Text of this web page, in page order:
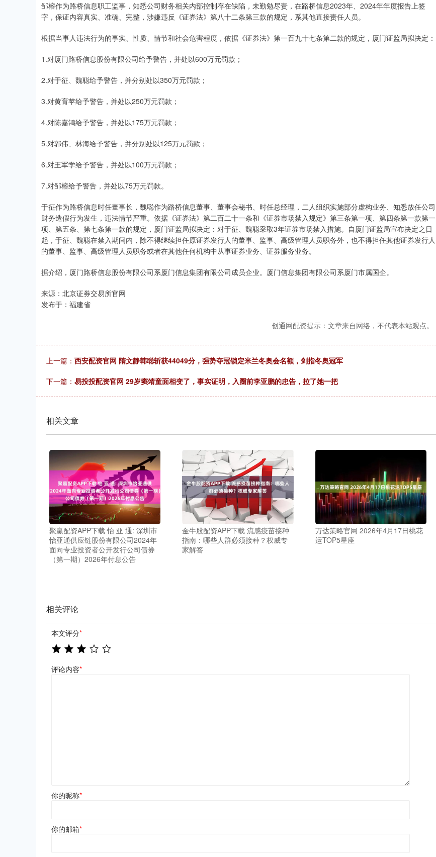
邹榕作为路桥信息职工监事，知悉公司财务相关内部控制存在缺陷，未勤勉尽责，在路桥信息2023年、2024年年度报告上签
字，保证内容真实、准确、完整，涉嫌违反《证券法》第八十二条第三款的规定，系其他直接责任人员。
根据当事人违法行为的事实、性质、情节和社会危害程度，依据《证券法》第一百九十七条第二款的规定，厦门证监局拟决定：
1.对厦门路桥信息股份有限公司给予警告，并处以600万元罚款；
2.对于征、魏聪给予警告，并分别处以350万元罚款；
3.对黄育苹给予警告，并处以250万元罚款；
4.对陈嘉鸿给予警告，并处以175万元罚款；
5.对郭伟、林海给予警告，并分别处以125万元罚款；
6.对王军学给予警告，并处以100万元罚款；
7.对邹榕给予警告，并处以75万元罚款。
于征作为路桥信息时任董事长，魏聪作为路桥信息董事、董事会秘书、时任总经理，二人组织实施部分虚构业务、知悉放任公司
财务造假行为发生，违法情节严重。依据《证券法》第二百二十一条和《证券市场禁入规定》第三条第一项、第四条第一款第一
项、第五条、第七条第一款的规定，厦门证监局拟决定：对于征、魏聪采取3年证券市场禁入措施。自厦门证监局宣布决定之日
起，于征、魏聪在禁入期间内，除不得继续担任原证券发行人的董事、监事、高级管理人员职务外，也不得担任其他证券发行人
的董事、监事、高级管理人员职务或者在其他任何机构中从事证券业务、证券服务业务。
据介绍，厦门路桥信息股份有限公司系厦门信息集团有限公司成员企业。厦门信息集团有限公司系厦门市属国企。
来源：北京证券交易所官网
发布于：福建省
创通网配资提示：文章来自网络，不代表本站观点。
上一篇： 西安配资官网 隋文静韩聪斩获44049分，强势夺冠锁定米兰冬奥会名额，剑指冬奥冠军
下一篇： 易投投配资官网 29岁窦靖童面相变了，事实证明，入圈前李亚鹏的忠告，拉了她一把
相关文章
聚赢配资APP下载 怡 亚 通: 深圳市
怡亚通供应链股份有限公司2024年
面向专业投资者公开发行公司债券
（第一期）2026年付息公告
金牛股配资APP下载 流感疫苗接种
指南：哪些人群必须接种？权威专
家解答
万达策略官网 2026年4月17日桃花
运TOP5星座
相关评论
本文评分*
评论内容*
你的昵称*
你的邮箱*